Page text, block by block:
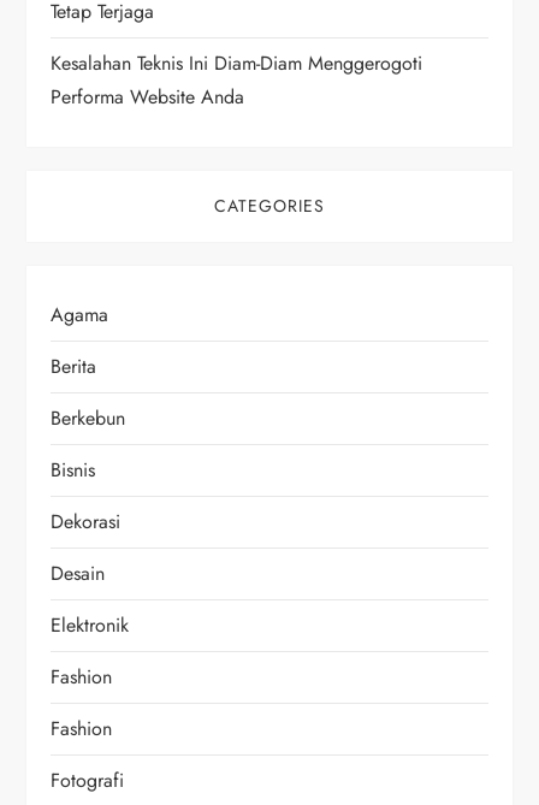
Tetap Terjaga
Kesalahan Teknis Ini Diam-Diam Menggerogoti
Performa Website Anda
CATEGORIES
Agama
Berita
Berkebun
Bisnis
Dekorasi
Desain
Elektronik
Fashion
Fashion
Fotografi